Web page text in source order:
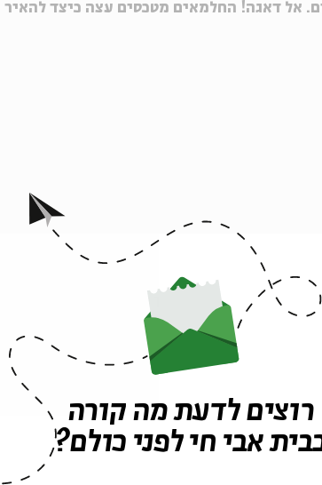
אל דאגה! החלמאים מטכסים עצה כיצד להאיר
(חשוון) ענבל לורי(כסלו) | מוזיקה
יערה צדוק | עיצוב חלל ותלבושות:
קראוס | שותפה לרעיון ולפיתוח:
רוצים לדעת מה קורה
אבי חי לפני כולם?